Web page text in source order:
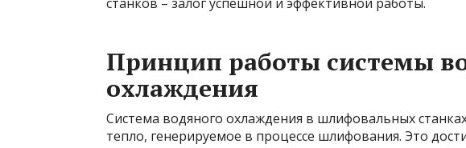
Принцип работы системы
охлаждения
Система водяного охлаждения в шлифовальных
тепло, генерируемое в процессе шлифования. Это